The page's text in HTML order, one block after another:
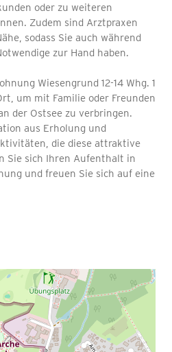
oder zu weiteren
Zudem sind Arztpraxen
sodass Sie auch während
zur Hand haben.
Wiesengrund 12-14 Whg. 1
um mit Familie oder Freunden
der Ostsee zu verbringen.
aus Erholung und
die diese attraktive
Sie sich Ihren Aufenthalt in
und freuen Sie sich auf eine